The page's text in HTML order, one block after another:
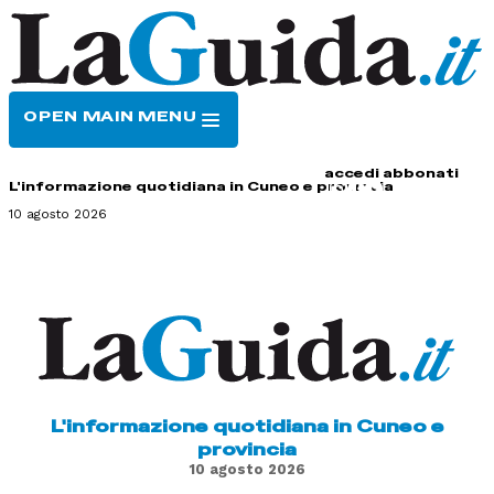
OPEN MAIN MENU
accedi abbonati
L'informazione quotidiana in Cuneo e provincia
10 agosto 2026
L'informazione quotidiana in Cuneo e
provincia
10 agosto 2026